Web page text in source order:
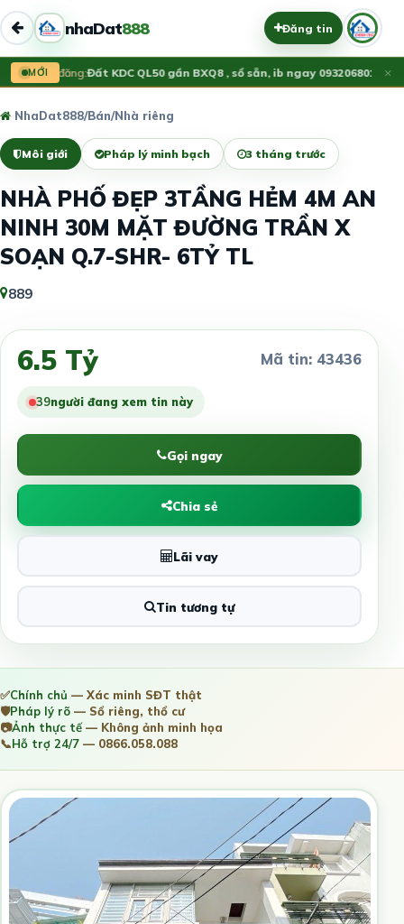
nhaDat888 Đăng tin
MỚI
Vừa đăng:Đất KDC QL50 gần BXQ8 , sổ sẵn, ib ngay 0932068012 1.55
×
NhaDat888/Bán/Nhà riêng
Môi giới Pháp lý minh bạch 3 tháng trước
NHÀ PHỐ ĐẸP 3TẦNG HẺM 4M AN
NINH 30M MẶT ĐƯỜNG TRẦN X
SOẠN Q.7-SHR- 6TỶ TL
889
6.5 Tỷ Mã tin: 43436
39người đang xem tin này
Gọi ngay
Chia sẻ
Lãi vay
Tin tương tự
✅Chính chủ — Xác minh SĐT thật
🛡️Pháp lý rõ — Sổ riêng, thổ cư
📷Ảnh thực tế— Không ảnh minh họa
📞Hỗ trợ 24/7 — 0866.058.088